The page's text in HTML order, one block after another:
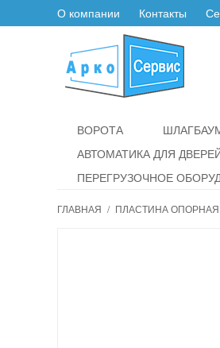
О компании Контакты
ВОРОТА
АВТОМАТИКА ДЛЯ
ПЕРЕГРУЗОЧНОЕ
ГЛАВНАЯ / ПЛАСТИНА